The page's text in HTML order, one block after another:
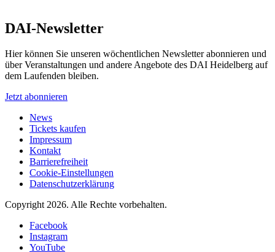
DAI-Newsletter
Hier können Sie unseren wöchentlichen Newsletter abonnieren und
über Veranstaltungen und andere Angebote des DAI Heidelberg auf
dem Laufenden bleiben.
Jetzt abonnieren
News
Tickets kaufen
Impressum
Kontakt
Barrierefreiheit
Cookie-Einstellungen
Datenschutzerklärung
Copyright 2026. Alle Rechte vorbehalten.
Facebook
Instagram
YouTube